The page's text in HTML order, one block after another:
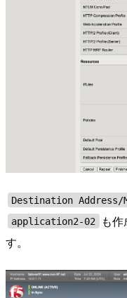
Destination Address/
application2-02
も
す。